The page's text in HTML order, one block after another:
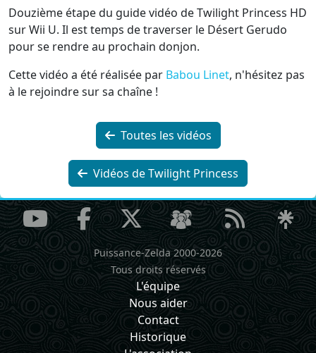
Douzième étape du guide vidéo de Twilight Princess HD
sur Wii U. Il est temps de traverser le Désert Gerudo
pour se rendre au prochain donjon.
Cette vidéo a été réalisée par Babou Linet, n'hésitez pas
à le rejoindre sur sa chaîne !
Toutes les vidéos
Vidéos de Twilight Princess
Puissance-Zelda 2000-2026
Tous droits réservés
L'équipe
Nous aider
Contact
Historique